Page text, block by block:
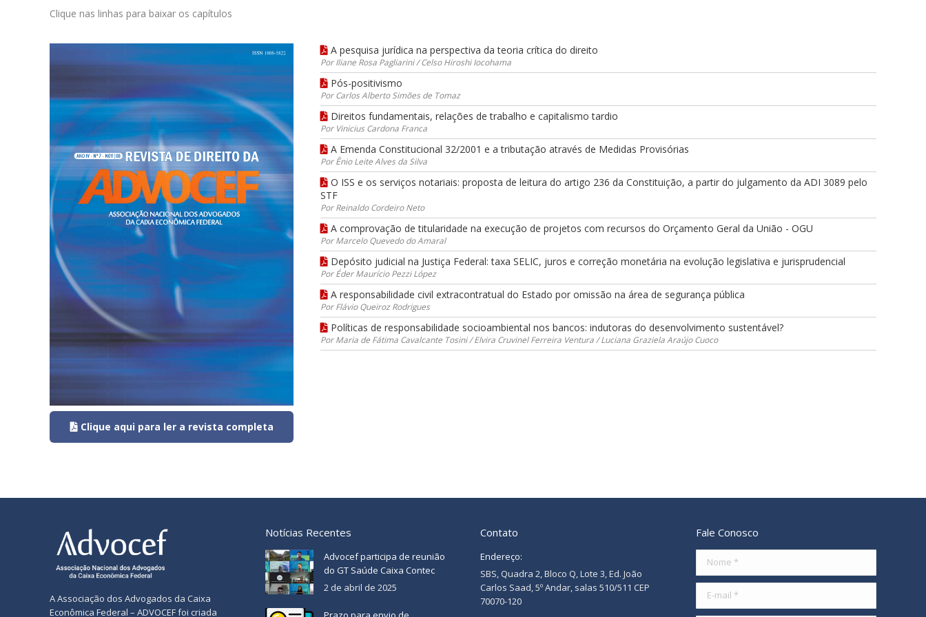
Clique nas linhas para baixar os capítulos
Clique aqui para ler a revista completa
A pesquisa jurídica na perspectiva da teoria crítica do direito
Por Iliane Rosa Pagliarini / Celso Hiroshi Iocohama
Pós-positivismo
Por Carlos Alberto Simões de Tomaz
Direitos fundamentais, relações de trabalho e capitalismo tardio
Por Vinicius Cardona Franca
A Emenda Constitucional 32/2001 e a tributação através de Medidas Provisórias
Por Ênio Leite Alves da Silva
O ISS e os serviços notariais: proposta de leitura do artigo 236 da Constituição, a partir do julgamento da ADI 3089 pelo
STF
Por Reinaldo Cordeiro Neto
A comprovação de titularidade na execução de projetos com recursos do Orçamento Geral da União - OGU
Por Marcelo Quevedo do Amaral
Depósito judicial na Justiça Federal: taxa SELIC, juros e correção monetária na evolução legislativa e jurisprudencial
Por Éder Maurício Pezzi López
A responsabilidade civil extracontratual do Estado por omissão na área de segurança pública
Por Flávio Queiroz Rodrigues
Políticas de responsabilidade socioambiental nos bancos: indutoras do desenvolvimento sustentável?
Por Maria de Fátima Cavalcante Tosini / Elvira Cruvinel Ferreira Ventura / Luciana Graziela Araújo Cuoco
A Associação dos Advogados da Caixa
Econômica Federal – ADVOCEF foi criada
Notícias Recentes
Advocef participa de reunião
do GT Saúde Caixa Contec
2 de abril de 2025
Contato
Endereço:
SBS, Quadra 2, Bloco Q, Lote 3, Ed. João
Carlos Saad, 5º Andar, salas 510/511 CEP
70070-120
Fale Conosco
Nome *
E-mail *